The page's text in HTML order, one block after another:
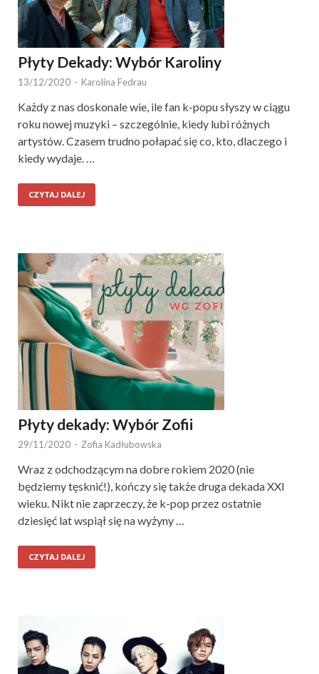
Płyty Dekady: Wybór Karoliny
13/12/2020 - Karolina Fedrau
Każdy z nas doskonale wie, ile fan k-popu słyszy w ciągu
roku nowej muzyki – szczególnie, kiedy lubi różnych
artystów. Czasem trudno połapać się co, kto, dlaczego i
kiedy wydaje. …
CZYTAJ DALEJ
Płyty dekady: Wybór Zofii
29/11/2020 - Zofia Kadłubowska
Wraz z odchodzącym na dobre rokiem 2020 (nie
będziemy tęsknić!), kończy się także druga dekada XXI
wieku. Nikt nie zaprzeczy, że k-pop przez ostatnie
dziesięć lat wspiął się na wyżyny …
CZYTAJ DALEJ